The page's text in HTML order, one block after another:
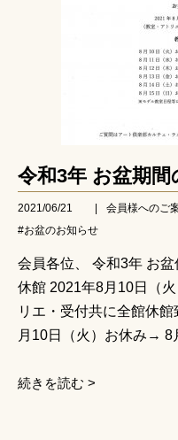
令和3年 お盆期
2021/06/21
会員様へのご
#お盆のお知らせ
会員各位、 令和3年 お
休館 2021年8月10日（
リエ・受付共に全館休
月10日（火）お休み→ 8
続きを読む >